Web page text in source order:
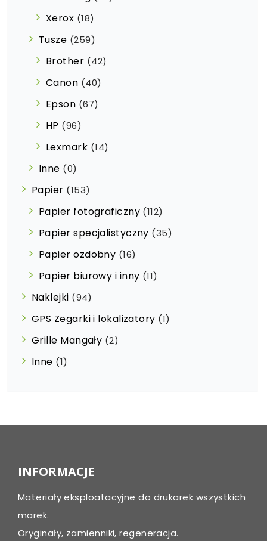
Xerox (18)
Tusze (259)
Brother (42)
Canon (40)
Epson (67)
HP (96)
Lexmark (14)
Inne (0)
Papier (153)
Papier fotograficzny (112)
Papier specjalistyczny (35)
Papier ozdobny (16)
Papier biurowy i inny (11)
Naklejki (94)
GPS Zegarki i lokalizatory (1)
Grille Mangały (2)
Inne (1)
INFORMACJE
Materiały eksploatacyjne do drukarek wszystkich
marek.
Oryginały, zamienniki, regeneracja.